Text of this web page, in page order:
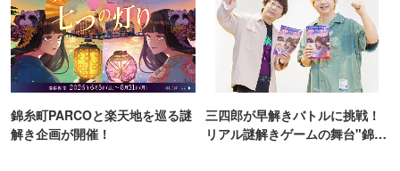
錦糸町PARCOと楽天地を巡る謎
解き企画が開催！
三四郎が早解きバトルに挑戦！
リアル謎解きゲームの舞台"錦糸